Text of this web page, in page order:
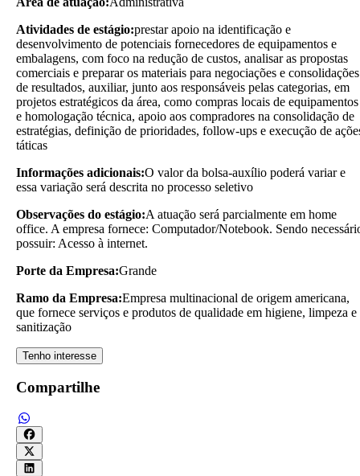
Atividades de estágio:prestar apoio na identificação e
desenvolvimento de potenciais fornecedores de equipamentos e
embalagens, com foco na redução de custos, analisar as propostas
comerciais e preparar os materiais para negociações e consolidações
de resultados, auxiliar, junto aos responsáveis pelas categorias, em
projetos estratégicos da área, como compras locais de equipamentos
e homologação técnica, apoio aos compradores na consolidação de
estratégias, definição de prioridades, follow-ups e execução de
táticas
Informações adicionais:O valor da bolsa-auxílio poderá variar e
essa variação será descrita no processo seletivo
Observações do estágio:A atuação será parcialmente em home
office. A empresa fornece: Computador/Notebook. Sendo
possuir: Acesso à internet.
Porte da Empresa:Grande
Ramo da Empresa:Empresa multinacional de origem americana,
que fornece serviços e produtos de qualidade em higiene, limpeza e
sanitização
Tenho interesse
Compartilhe